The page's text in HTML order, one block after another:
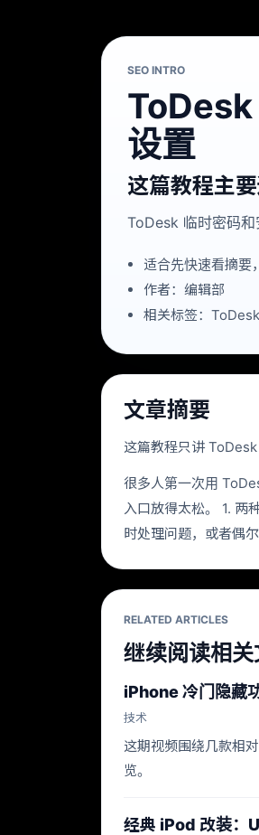
SEO INTRO
ToDesk
设置
这篇教程主
ToDesk 临时密码和
适合先快速看摘要
作者：编辑部
相关标签：
文章摘要
这篇教程只讲
很多人第一次用
入口放得太松。 1. 两
时处理问题，或者偶
RELATED ARTICLES
继续阅读相关
iPhone 冷门隐藏
技术
这期视频围绕几款相
览。
经典 iPod 改装：